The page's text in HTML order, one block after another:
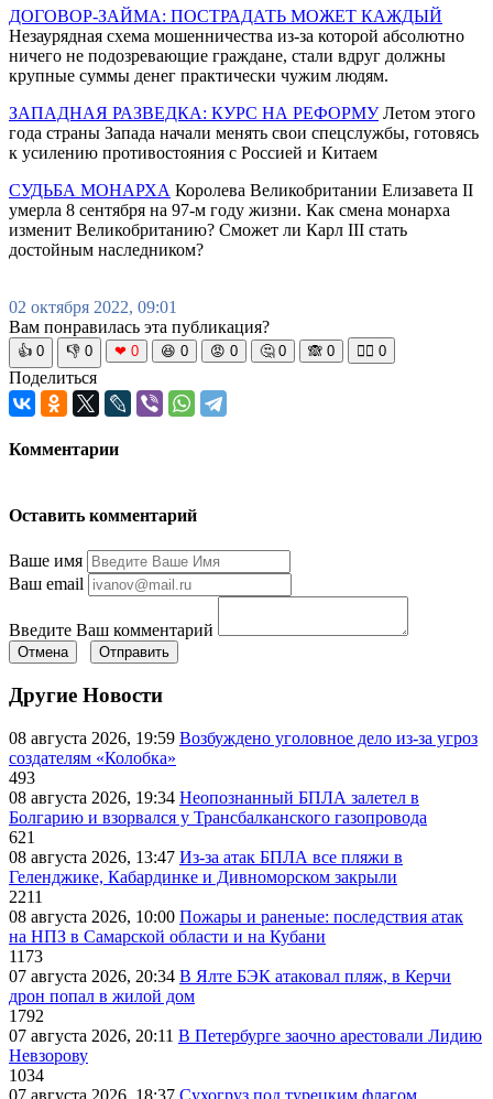
ДОГОВОР-ЗАЙМА: ПОСТРАДАТЬ МОЖЕТ КАЖДЫЙ
Незаурядная схема мошенничества из-за которой абсолютно
ничего не подозревающие граждане, стали вдруг должны
крупные суммы денег практически чужим людям.
ЗАПАДНАЯ РАЗВЕДКА: КУРС НА РЕФОРМУЛетом этого
года страны Запада начали менять свои спецслужбы, готовясь
к усилению противостояния с Россией и Китаем
СУДЬБА МОНАРХА Королева Великобритании Елизавета II
умерла 8 сентября на 97-м году жизни. Как смена монарха
изменит Великобританию? Сможет ли Карл III стать
достойным наследником?
02 октября 2022, 09:01
Вам понравилась эта публикация?
👍 0 👎 0 ❤ 0 😆 0 😡 0 🤔 0 🙈 0 🧘‍♀️ 0
Поделиться
Комментарии
Оставить комментарий
Ваше имя
Ваш email
Введите Ваш комментарий
Отмена Отправить
Другие Новости
08 августа 2026, 19:59 Возбуждено уголовное дело из-за угроз
создателям «Колобка»
493
08 августа 2026, 19:34 Неопознанный БПЛА залетел в
Болгарию и взорвался у Трансбалканского газопровода
621
08 августа 2026, 13:47 Из-за атак БПЛА все пляжи в
Геленджике, Кабардинке и Дивноморском закрыли
2211
08 августа 2026, 10:00 Пожары и раненые: последствия атак
на НПЗ в Самарской области и на Кубани
1173
07 августа 2026, 20:34 В Ялте БЭК атаковал пляж, в Керчи
дрон попал в жилой дом
1792
07 августа 2026, 20:11 В Петербурге заочно арестовали Лидию
Невзорову
1034
07 августа 2026, 18:37 Сухогруз под турецким флагом